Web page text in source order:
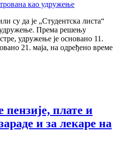
су да је „Студентска листа“
удружење. Према решењу
удружење је основано 11.
21. маја, на одређено време
плате и
и за лекаре на